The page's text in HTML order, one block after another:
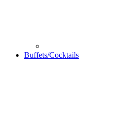
Buffets/Cocktails